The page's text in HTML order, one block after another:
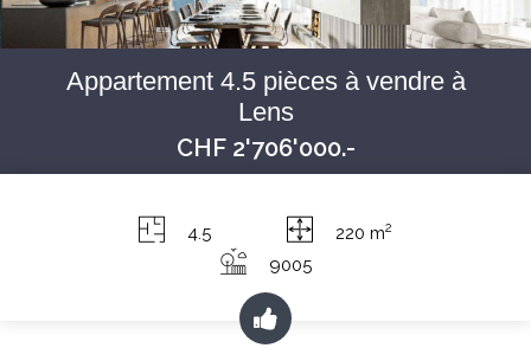
Appartement 4.5 pièces à vendre à
Lens
CHF 2'706'000.-
4.5 220 m2
9005